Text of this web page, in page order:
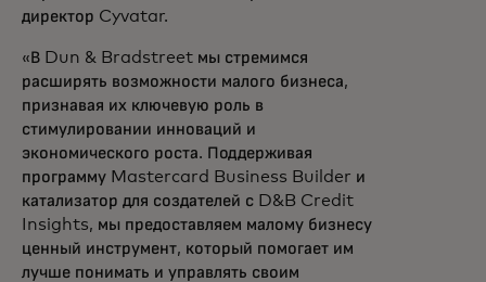
директор Cyvatar.
«В Dun & Bradstreet мы стремимся
расширять возможности малого бизнеса,
признавая их ключевую роль в
стимулировании инноваций и
экономического роста. Поддерживая
программу Mastercard Business Builder и
катализатор для создателей с D&B Credit
Insights, мы предоставляем малому бизнесу
ценный инструмент, который помогает им
лучше понимать и управлять своим